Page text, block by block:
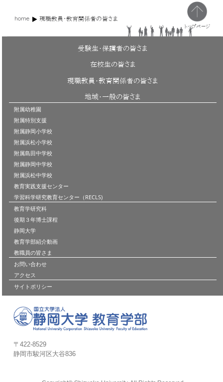
home 現職教員・教育関係者の皆さま
トップページ
受験生・保護者の皆さま
在校生の皆さま
現職教員・教育関係者の皆さま
地域・一般の皆さま
附属幼稚園
附属特別支援
附属静岡小学校
附属浜松小学校
附属島田中学校
附属静岡中学校
附属浜松中学校
教育実践支援センター
学習科学研究教育センター（RECLS)
教育学研究科
後期３年博士課程
静岡大学
教育学部紹介動画
教職員の皆さま
お問い合わせ
アクセス
サイトポリシー
〒422-8529
静岡市駿河区大谷836